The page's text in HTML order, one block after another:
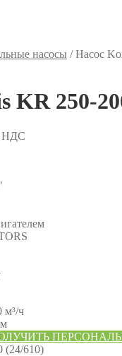
насосы /Насос
KR 250-
НДС
м³/ч
(24/610)